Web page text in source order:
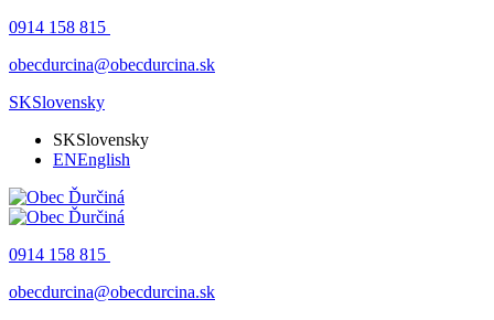
0914 158 815
obecdurcina@obecdurcina.sk
SKSlovensky
SKSlovensky
ENEnglish
0914 158 815
obecdurcina@obecdurcina.sk